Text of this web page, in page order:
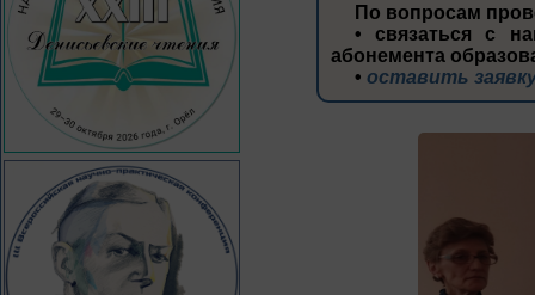
По вопросам
• связаться с
абонемента
• оставить